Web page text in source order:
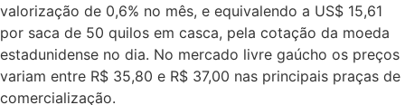
valorização de 0,6% no mês, e equivalendo a US$ 15,61
por saca de 50 quilos em casca, pela cotação da moeda
estadunidense no dia. No mercado livre gaúcho os preços
variam entre R$ 35,80 e R$ 37,00 nas principais praças de
comercialização.